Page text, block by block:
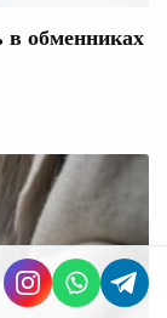
в обменниках